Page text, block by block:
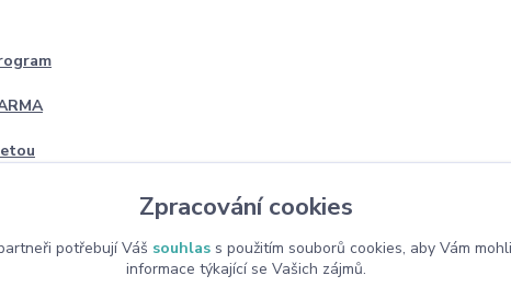
Zpracování cookies
potřebují Váš souhlass použitím souborů cookies, aby Vám
informace týkající se Vašich zájmů.